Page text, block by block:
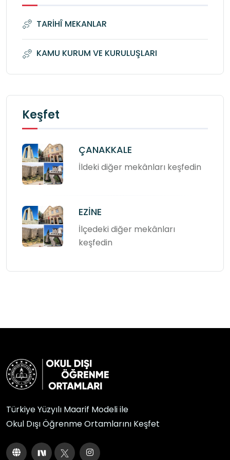
TARİHÎ MEKANLAR
KAMU KURUM VE KURULUŞLARI
Keşfet
ÇANAKKALE
İldeki diğer mekânları keşfedin
EZİNE
İlçedeki diğer mekânları
keşfedin
Türkiye Yüzyılı Maarif Modeli ile
Okul Dışı Öğrenme Ortamlarını Keşfet